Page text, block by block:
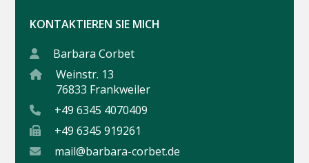
KONTAKTIEREN SIE MICH
Barbara Corbet
Weinstr. 13
76833 Frankweiler
+49 6345 4070409
+49 6345 919261
mail@barbara-corbet.de